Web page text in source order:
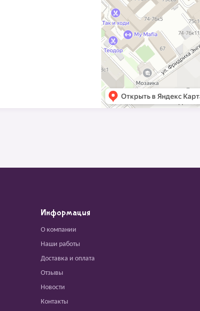
Информация
О компании
Наши работы
Доставка и оплата
Отзывы
Новости
Контакты